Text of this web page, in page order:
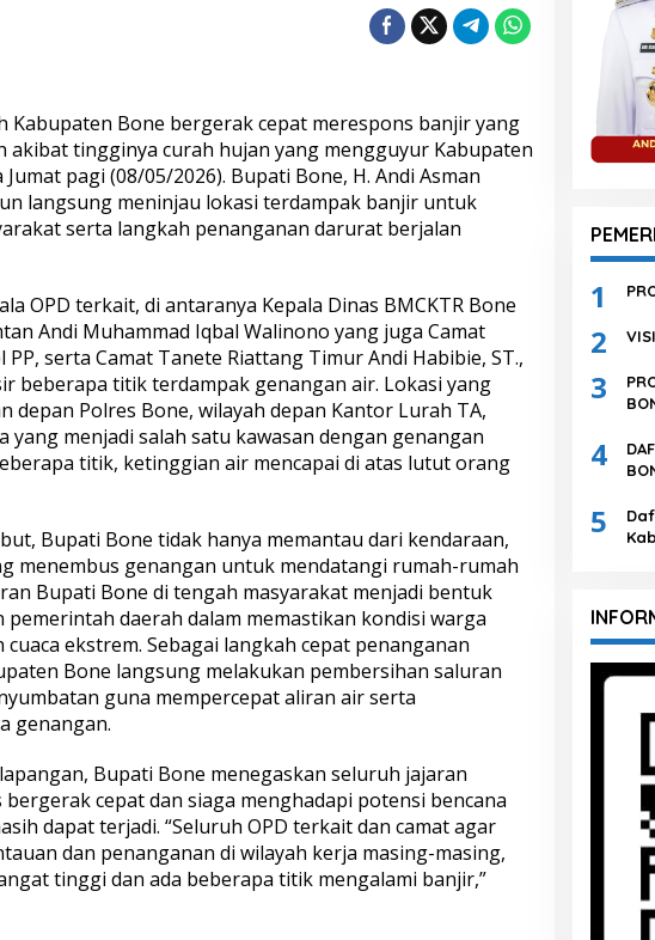
Kabupaten Bone bergerak cepat merespons banjir yang
akibat tingginya curah hujan yang mengguyur Kabupaten
pagi (08/05/2026). Bupati Bone, H. Andi Asman
langsung meninjau lokasi terdampak banjir untuk
serta langkah penanganan darurat berjalan
OPD terkait, di antaranya Kepala Dinas BMCKTR Bone
Andi Muhammad Iqbal Walinono yang juga Camat
serta Camat Tanete Riattang Timur Andi Habibie, ST.,
beberapa titik terdampak genangan air. Lokasi yang
depan Polres Bone, wilayah depan Kantor Lurah TA,
yang menjadi salah satu kawasan dengan genangan
titik, ketinggian air mencapai di atas lutut orang
Bupati Bone tidak hanya memantau dari kendaraan,
menembus genangan untuk mendatangi rumah-rumah
Bupati Bone di tengah masyarakat menjadi bentuk
daerah dalam memastikan kondisi warga
ekstrem. Sebagai langkah cepat penanganan
Bone langsung melakukan pembersihan saluran
guna mempercepat aliran air serta
genangan.
Bupati Bone menegaskan seluruh jajaran
cepat dan siaga menghadapi potensi bencana
dapat terjadi. “Seluruh OPD terkait dan camat agar
dan penanganan di wilayah kerja masing-masing,
tinggi dan ada beberapa titik mengalami banjir,”
1
2
3
4
5